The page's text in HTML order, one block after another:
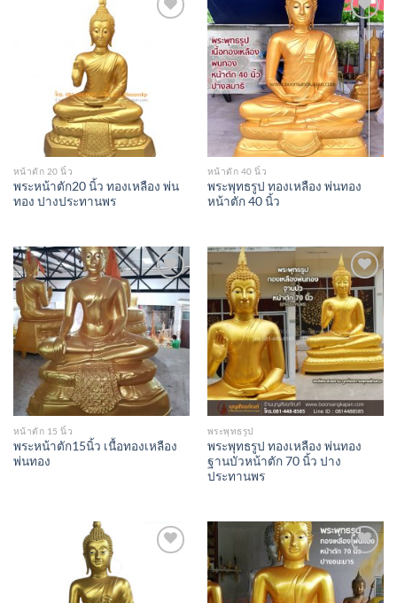
หน้าตัก 20 นิ้ว
พระหน้าตัก20 นิ้ว ทองเหลือง พ่น
ทอง ปางประทานพร
Add to
Wishlist
หน้าตัก 40 นิ้ว
พระพุทธรูป ทองเหลือง พ่นทอง
หน้าตัก 40 นิ้ว
Add to
Wishlist
หน้าตัก 15 นิ้ว
พระหน้าตัก15นิ้ว เนื้อทองเหลือง
พ่นทอง
Add to
Wishlist
พระพุทธรูป
พระพุทธรูป ทองเหลือง พ่นทอง
ฐานบัวหน้าตัก 70 นิ้ว ปาง
ประทานพร
Add to
Wishlist